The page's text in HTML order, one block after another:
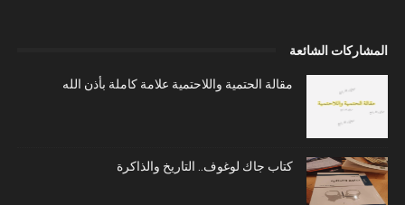
المشاركات الشائعة
مقالة الحتمية واللاحتمية علامة كاملة بأذن الله
كتاب جاك لوغوف.. التاريخ والذاكرة